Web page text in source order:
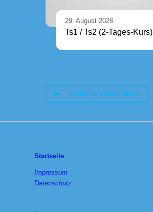
29. August 2026
Ts1 / Ts2 (2-Tages-Kurs)
Vorherige Veranstaltung
Startseite
Impressum
Datenschutz